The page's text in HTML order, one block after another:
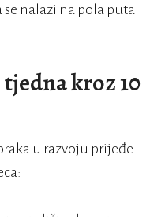
nalazi na pola puta
kroz 10
u razvoju prijeđe